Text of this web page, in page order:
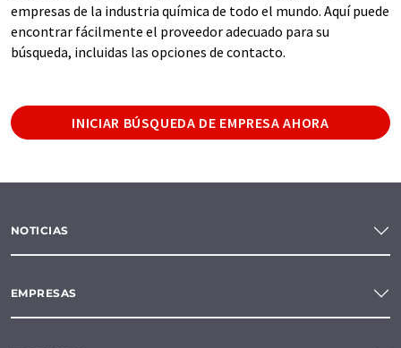
empresas de la industria química de todo el mundo. Aquí puede
encontrar fácilmente el proveedor adecuado para su
búsqueda, incluidas las opciones de contacto.
INICIAR BÚSQUEDA DE EMPRESA AHORA
NOTICIAS
EMPRESAS